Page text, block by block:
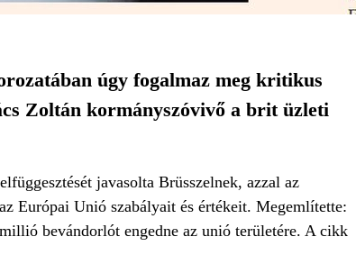
úgy fogalmaz meg kritikus
Zoltán kormányszóvivő a brit üzleti
javasolta Brüsszelnek, azzal az
Európai Unió szabályait és értékeit. Megemlítette:
bevándorlót engedne az unió területére. A cikk